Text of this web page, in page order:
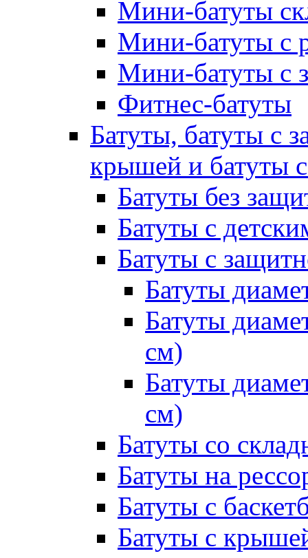
Мини-батуты
Мини-батуты с
Мини-батуты с
Фитнес-батуты
Батуты, батуты с
крышей и батуты
Батуты без
Батуты с
Батуты с
Батуты
Батуты
см)
Батуты
см)
Батуты со
Батуты на
Батуты с
Батуты с